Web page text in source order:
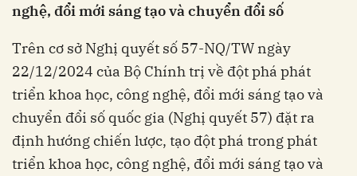
nghệ, đổi mới sáng tạo và chuyển đổi số
Trên cơ sở Nghị quyết số 57-NQ/TW ngày
22/12/2024 của Bộ Chính trị về đột phá phát
triển khoa học, công nghệ, đổi mới sáng tạo và
chuyển đổi số quốc gia (Nghị quyết 57) đặt ra
định hướng chiến lược, tạo đột phá trong phát
triển khoa học, công nghệ, đổi mới sáng tạo và